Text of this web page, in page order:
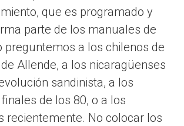
que es programado y
parte de los manuales de
preguntemos a los chilenos de
Allende, a los nicaragüenses
sandinista, a los
de los 80, o a los
recientemente. No colocar los